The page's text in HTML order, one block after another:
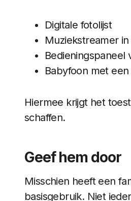
Digitale fotolijst
Muziekstreamer
Babyfoon met
Hiermee krijgt het
schaffen.
Geef hem door
Misschien heeft een
basisgebruik. Niet